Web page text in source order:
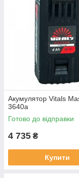
Акумулятор Vitals
3640a
Готово до відправки
4 735 ₴
Купити